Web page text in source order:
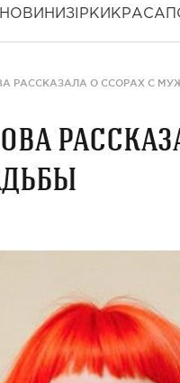
НОВИНИ ЗІРКИ КРАСА
РАССКАЗАЛА О ССОРАХ С